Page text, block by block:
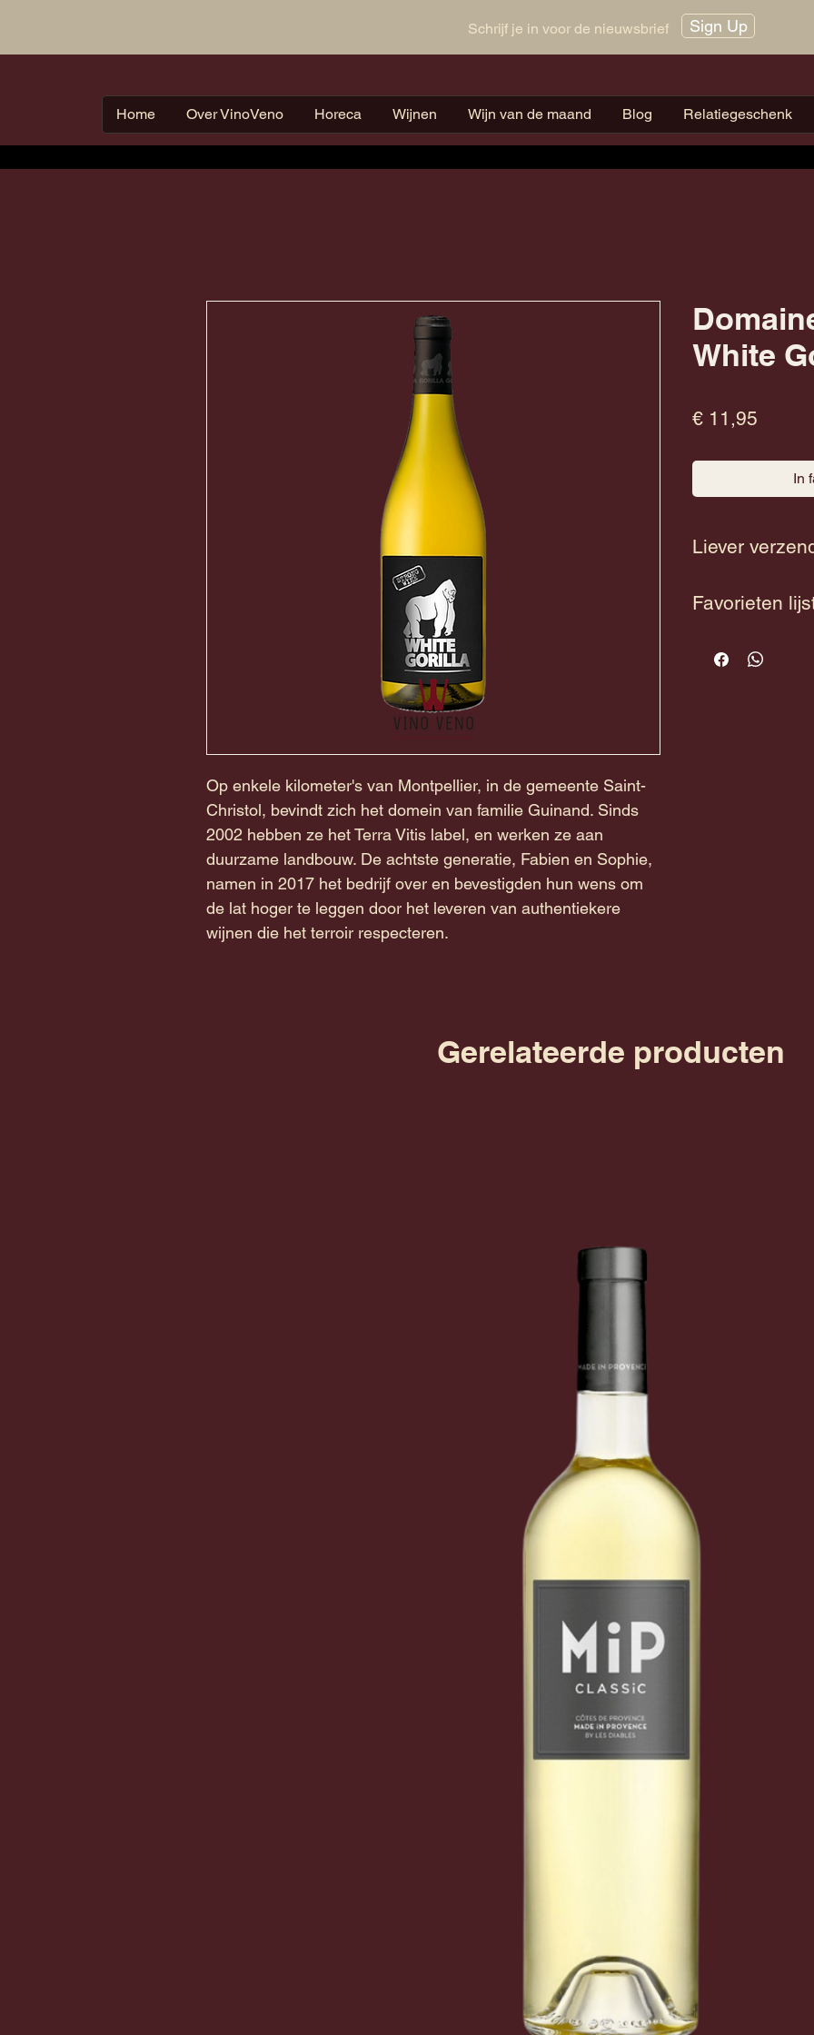
Schrijf je in voor de nieuwsbrief Sign Up
Home Over VinoVeno Horeca Wijnen Wijn van de maand Blog Relatiegeschenk
Op enkele kilometer's van Montpellier, in de gemeente Saint-
Christol, bevindt zich het domein van familie Guinand. Sinds
2002 hebben ze het Terra Vitis label, en werken ze aan
duurzame landbouw. De achtste generatie, Fabien en Sophie,
namen in 2017 het bedrijf over en bevestigden hun wens om
de lat hoger te leggen door het leveren van authentiekere
wijnen die het terroir respecteren.
White
€ 11,95
In
Liever
verzenden.
Favorieten
volgende keer bij
Gerelateerde producten